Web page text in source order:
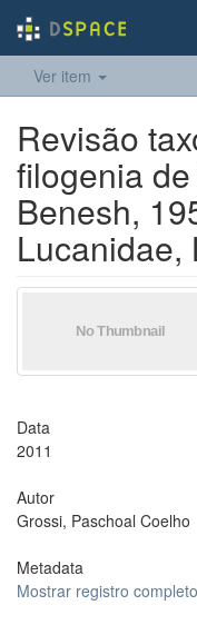
Ver item
Revisão
filogenia
Benesh,
Lucanidae,
Data
2011
Autor
Grossi, Paschoal Coelho
Metadata
Mostrar registro completo